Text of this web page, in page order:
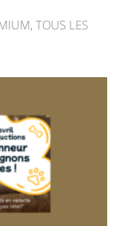
, TOUS LES